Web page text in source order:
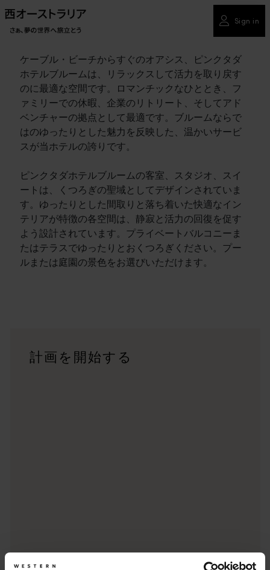
Sign in
ケーブル・ビーチからすぐのオアシス、ピンクタダ
ホテルブルームは、リラックスして活力を取り戻す
のに最適な空間です。ロマンチックなひととき、フ
ァミリーでの休暇、企業のリトリート、そしてアド
ベンチャーの拠点として最適です。ブルームならで
はのゆったりとした魅力を反映した、温かいサービ
スが当ホテルの誇りです。
ピンクタダホテルブルームの客室、スタジオ、スイ
ートは、くつろぎの聖域としてデザインされていま
す。ゆったりとした間取りと落ち着いた快適なイン
テリアが特徴の各空間は、静寂と活力の回復を促す
よう設計されています。プライベートバルコニーま
たはテラスでゆったりとおくつろぎください。プー
ルまたは庭園の景色をお選びいただけます。
<p>あなたの旅のスタイルはどのようなものでしょうか？
計画を開始する